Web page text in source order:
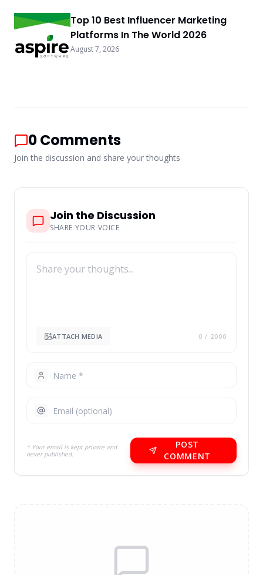
Top 10 Best Influencer Marketing
Platforms In The World 2026
August 7, 2026
0Comments
Join the discussion and share your thoughts
Join the Discussion
SHARE YOUR VOICE
ATTACH MEDIA 0 / 2000
* Your email is kept private and
never published.
POST
COMMENT